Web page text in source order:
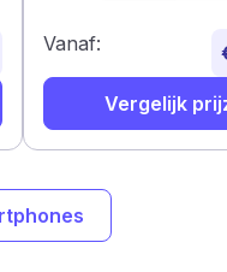
Vanaf:
Vergelijk